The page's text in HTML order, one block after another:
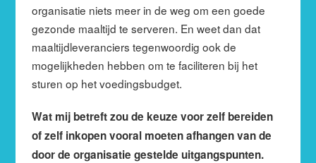
organisatie niets meer in de weg om een goede
gezonde maaltijd te serveren. En weet dan dat
maaltijdleveranciers tegenwoordig ook de
mogelijkheden hebben om te faciliteren bij het
sturen op het voedingsbudget.
Wat mij betreft zou de keuze voor zelf bereiden
of zelf inkopen vooral moeten afhangen van de
door de organisatie gestelde uitgangspunten.